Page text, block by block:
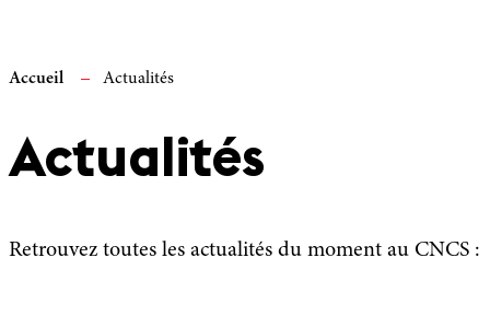
Accueil Actualités
Actualités
Retrouvez toutes les actualités du moment au CNCS :